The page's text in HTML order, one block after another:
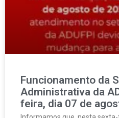
Funcionamento da
Administrativa da
feira, dia 07 de